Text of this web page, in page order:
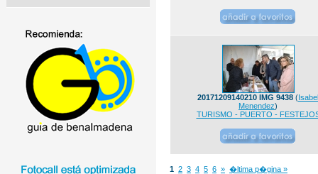
20171209140210 IMG 9438 (Isabel
Menendez)
TURISMO - PUERTO -
1 2 3 4 5 6 » �ltima p�gina »